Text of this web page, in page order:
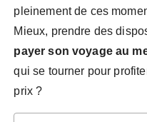
pleinement de ces
Mieux, prendre des
payer son voyage au
qui se tourner pour
prix ?